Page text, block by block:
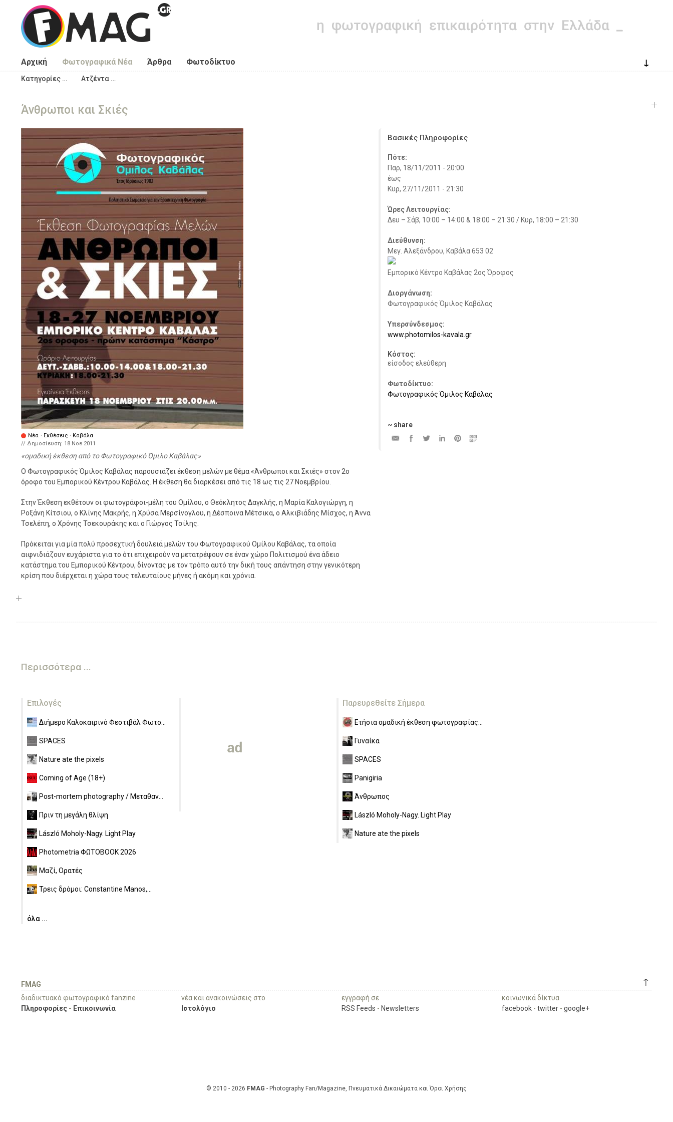
Παράκαμψη προς το κυρίως περιεχόμενο
Αρχική Φωτογραφικά Νέα Άρθρα Φωτοδίκτυο ↓
Κατηγορίες … Ατζέντα …
Άνθρωποι και Σκιές
Νέα · Εκθέσεις · Καβάλα
// Δημοσίευση: 18 Νοε 2011
ομαδική έκθεση από το Φωτογραφικό Όμιλο Καβάλας
Ο Φωτογραφικός Όμιλος Καβάλας παρουσιάζει έκθεση μελών με θέμα «Άνθρωποι και Σκιές» στον 2ο
όροφο του Εμπορικού Κέντρου Καβάλας. Η έκθεση θα διαρκέσει από τις 18 ως τις 27 Νοεμβρίου.
Στην Έκθεση εκθέτουν οι φωτογράφοι-μέλη του Ομίλου, ο Θεόκλητος Δαγκλής, η Μαρία Καλογιώργη, η
Ροξάνη Κίτσιου, ο Κλίνης Μακρής, η Χρύσα Μερσίνογλου, η Δέσποινα Μέτσικα, ο Αλκιβιάδης Μίσχος, η Άννα
Τσελέπη, ο Χρόνης Τσεκουράκης και ο Γιώργος Τσίλης.
Πρόκειται για μία πολύ προσεχτική δουλειά μελών του Φωτογραφικού Ομίλου Καβάλας, τα οποία
αιφνιδιάζουν ευχάριστα για το ότι επιχειρούν να μετατρέψουν σε έναν χώρο Πολιτισμού ένα άδειο
κατάστημα του Εμπορικού Κέντρου, δίνοντας με τον τρόπο αυτό την δική τους απάντηση στην γενικότερη
κρίση που διέρχεται η χώρα τους τελευταίους μήνες ή ακόμη και χρόνια.
Βασικές Πληροφορίες
Πότε:
Παρ, 18/11/2011 - 20:00
έως
Κυρ, 27/11/2011 - 21:30
Ώρες Λειτουργίας:
Δευ – Σάβ, 10:00 – 14:00 & 18:00 – 21:30 / Κυρ, 18:00 – 21:30
Διεύθυνση:
Μεγ. Αλεξάνδρου, Καβάλα 653 02
Εμπορικό Κέντρο Καβάλας 2ος Όροφος
Διοργάνωση:
Φωτογραφικός Όμιλος Καβάλας
Υπερσύνδεσμος:
www.photomilos-kavala.gr
Κόστος:
είσοδος ελεύθερη
Φωτοδίκτυο:
Φωτογραφικός Όμιλος Καβάλας
~ share
Περισσότερα ...
Επιλογές
Διήμερο Καλοκαιρινό Φεστιβάλ Φωτο...
SPACES
Nature ate the pixels
Coming of Age (18+)
Post-mortem photography / Μεταθαν...
Πριν τη μεγάλη θλίψη
László Moholy-Nagy. Light Play
Photometria ΦΩΤΟBOOK 2026
Μαζί, Ορατές
Τρεις δρόμοι: Constantine Manos,...
όλα ...
Παρευρεθείτε Σήμερα
Ετήσια ομαδική έκθεση φωτογραφίας...
Γυναίκα
SPACES
Panigiria
Άνθρωπος
László Moholy-Nagy. Light Play
Nature ate the pixels
↑
FMAG
διαδικτυακό φωτογραφικό fanzine
Πληροφορίες - Επικοινωνία
νέα και ανακοινώσεις στο
Ιστολόγιο
εγγραφή σε
RSS Feeds - Newsletters
κοινωνικά δίκτυα
facebook - twitter - google+
© 2010 - 2026 FMAG - Photography Fan/Magazine, Πνευματικά Δικαιώματα και Όροι Χρήσης